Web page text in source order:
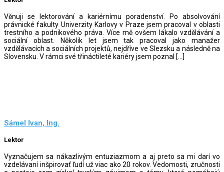
Věnuji se lektorování a kariérnímu poradenství. Po absolvování
právnické fakulty Univerzity Karlovy v Praze jsem pracoval v oblasti
trestního a podnikového práva. Více mě ovšem lákalo vzdělávání a
sociální oblast. Několik let jsem tak pracoval jako manažer
vzdělávacích a sociálních projektů, nejdříve ve Slezsku a následně na
Slovensku. V rámci své třináctileté kariéry jsem poznal […]
Sámel Ivan, Ing.
Lektor
Vyznačujem sa nákazlivým entuziazmom a aj preto sa mi darí vo
vzdelávaní inšpirovať ľudí už viac ako 20 rokov. Vedomosti, zručnosti